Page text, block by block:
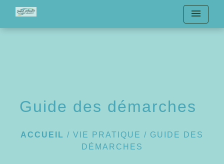
menu
Guide des démarches
ACCUEIL / VIE PRATIQUE / GUIDE DES
DÉMARCHES